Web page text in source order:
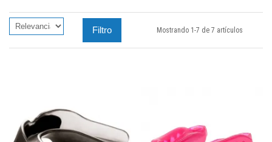
Filtro Mostrando 1-7 de 7 artículos